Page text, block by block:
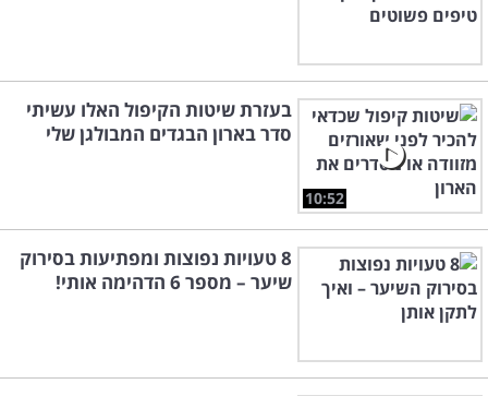
10:52
בעזרת שיטות הקיפול האלו עשיתי
סדר בארון הבגדים המבולגן שלי
8 טעויות נפוצות ומפתיעות בסירוק
שיער – מספר 6 הדהימה אותי!